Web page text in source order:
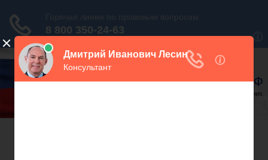
В закладки